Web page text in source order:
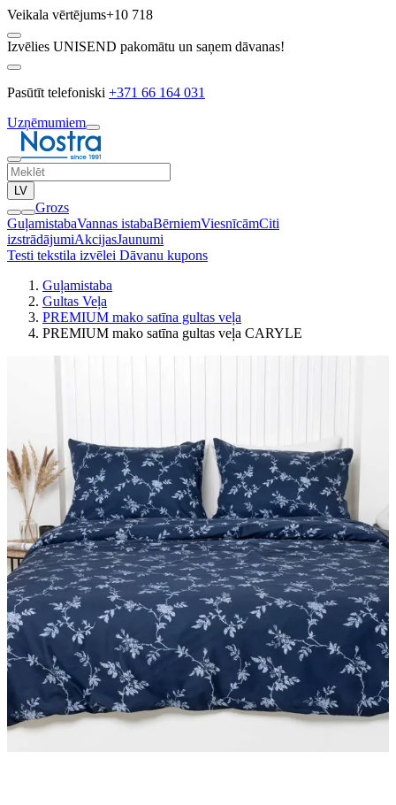
Veikala vērtējums+10 718
Izvēlies UNISEND pakomātu un saņem dāvanas!
Pasūtīt telefoniski +371 66 164 031
Uzņēmumiem
LV
Grozs
GuļamistabaVannas istabaBērniemViesnīcāmCiti
izstrādājumiAkcijasJaunumi
Testi tekstila izvēlei Dāvanu kupons
Guļamistaba
Gultas Veļa
PREMIUM mako satīna gultas veļa
PREMIUM mako satīna gultas veļa CARYLE